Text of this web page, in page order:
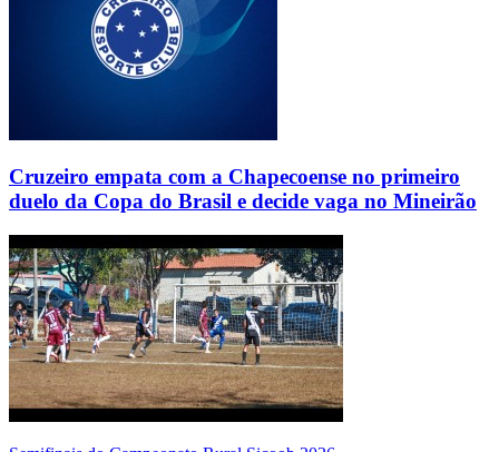
Cruzeiro empata com a Chapecoense no primeiro
duelo da Copa do Brasil e decide vaga no Mineirão